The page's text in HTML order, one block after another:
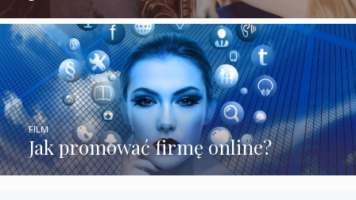
Jak promować firmę online?
FILM